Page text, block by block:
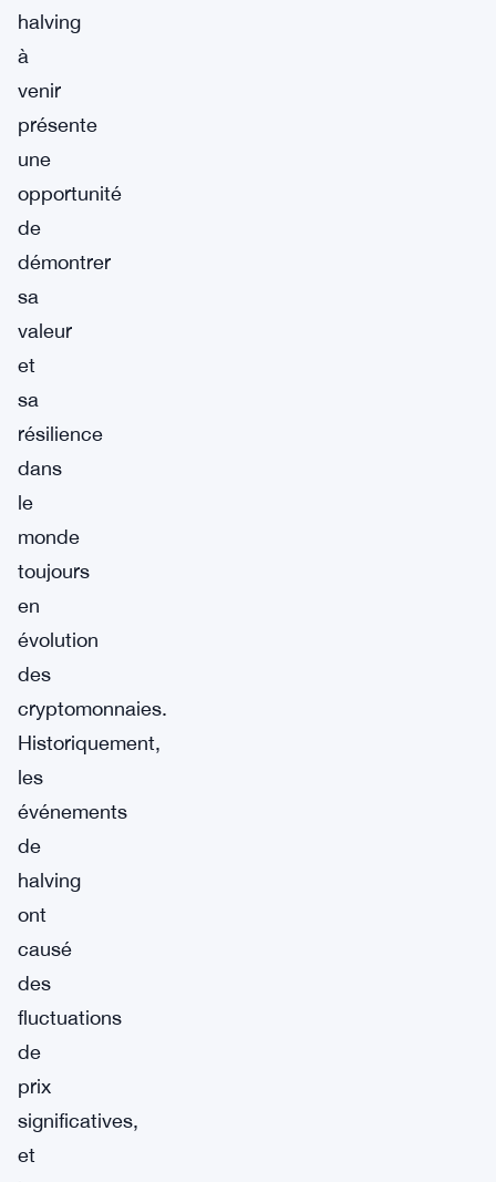
halving
à
venir
présente
une
opportunité
de
démontrer
sa
valeur
et
sa
résilience
dans
le
monde
toujours
en
évolution
des
cryptomonnaies.
Historiquement,
les
événements
de
halving
ont
causé
des
fluctuations
de
prix
significatives,
et